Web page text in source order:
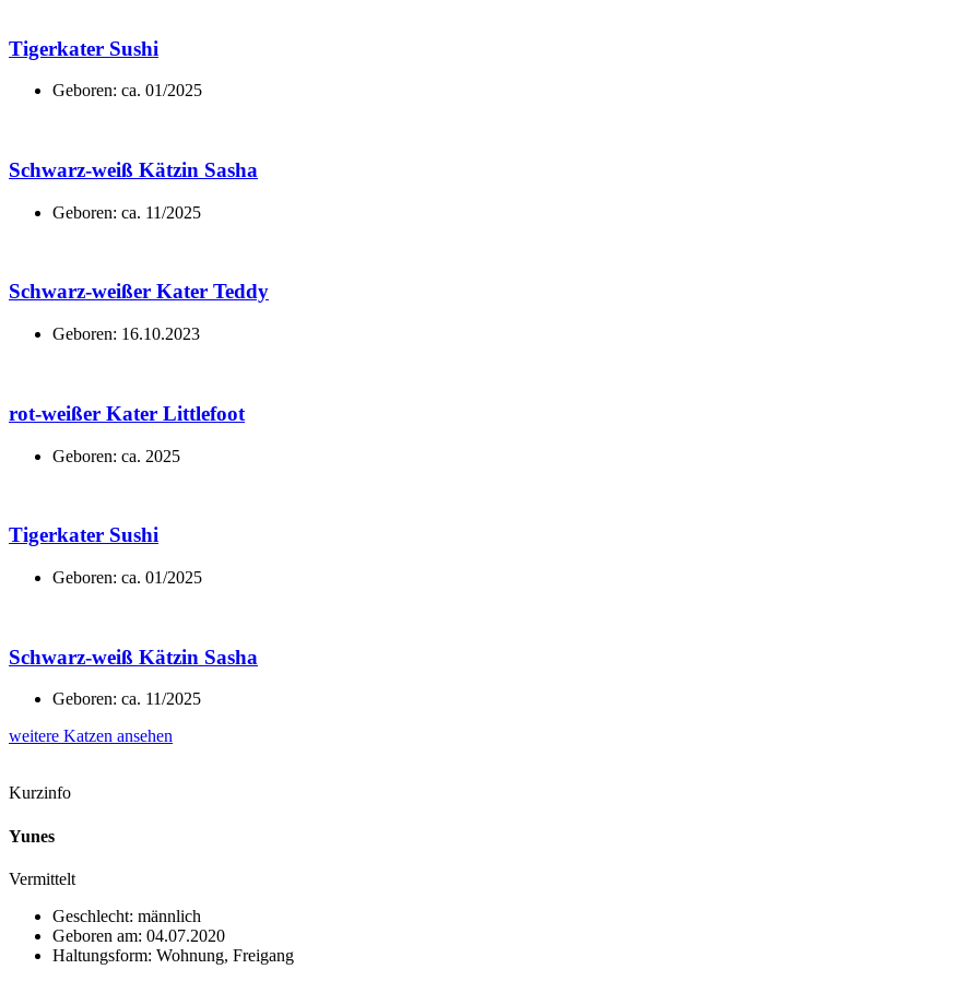
Tigerkater Sushi
Geboren: ca. 01/2025
Schwarz-weiß Kätzin Sasha
Geboren: ca. 11/2025
Schwarz-weißer Kater Teddy
Geboren: 16.10.2023
rot-weißer Kater Littlefoot
Geboren: ca. 2025
Tigerkater Sushi
Geboren: ca. 01/2025
Schwarz-weiß Kätzin Sasha
Geboren: ca. 11/2025
weitere Katzen ansehen
Kurzinfo
Yunes
Vermittelt
Geschlecht: männlich
Geboren am: 04.07.2020
Haltungsform: Wohnung, Freigang